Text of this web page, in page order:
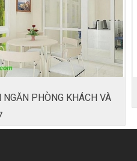
NGĂN PHÒNG KHÁCH VÀ